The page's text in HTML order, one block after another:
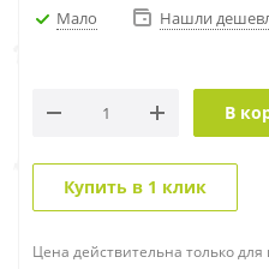
Мало Нашли
В
Купить в 1 клик
Цена действительна только